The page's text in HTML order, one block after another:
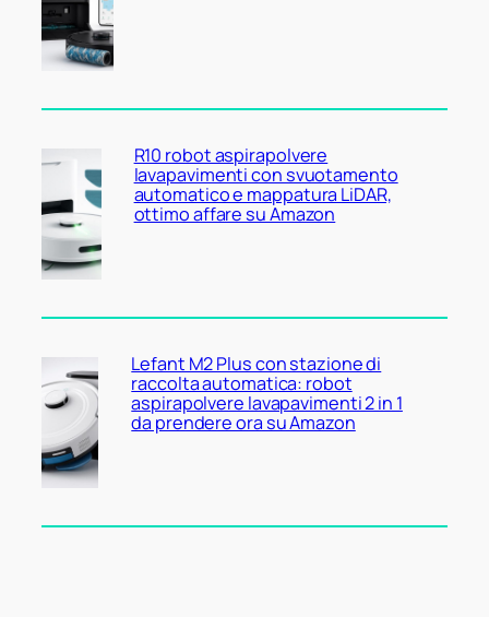
R10 robot aspirapolvere
lavapavimenti con svuotamento
automatico e mappatura LiDAR,
ottimo affare su Amazon
Lefant M2 Plus con stazione di
raccolta automatica: robot
aspirapolvere lavapavimenti 2 in 1
da prendere ora su Amazon